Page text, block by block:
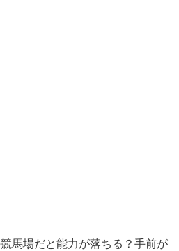
馬場だと能力が落ちる？手前が